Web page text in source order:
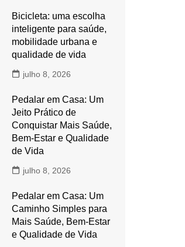
Bicicleta: uma escolha
inteligente para saúde,
mobilidade urbana e
qualidade de vida
julho 8, 2026
Pedalar em Casa: Um
Jeito Prático de
Conquistar Mais Saúde,
Bem-Estar e Qualidade
de Vida
julho 8, 2026
Pedalar em Casa: Um
Caminho Simples para
Mais Saúde, Bem-Estar
e Qualidade de Vida